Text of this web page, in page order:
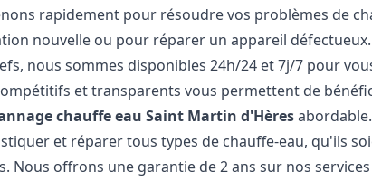
rapidement pour résoudre vos problèmes de
nouvelle ou pour réparer un appareil
nous sommes disponibles 24h/24 et 7j/7 pour
et transparents vous permettent de
chauffe eau Saint Martin d'Hères
et réparer tous types de chauffe-eau, qu'ils
Nous offrons une garantie de 2 ans sur nos